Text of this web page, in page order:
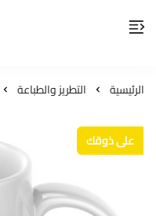
الرئيسية التطريز والطباعة
على ذوقك